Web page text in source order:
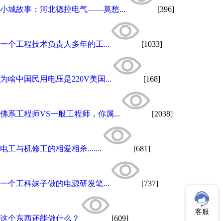
小城故事：河北德控电气——莫愁... [396]
一个工程技术负责人多年的工... [1033]
为啥中国民用电压是220V美国... [168]
佛系工程师VS一般工程师，你属... [2038]
电工与机修工的相爱相杀....... [681]
一个工科妹子做的电源研发笔... [737]
这个东西还能做什么？ [609]
客服